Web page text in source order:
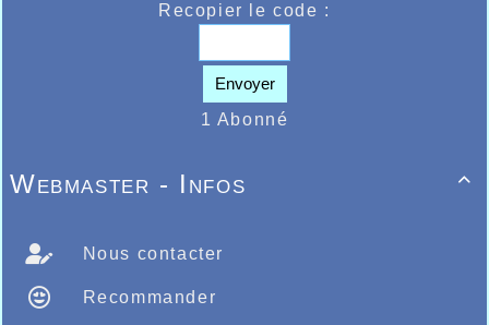
Recopier le code :
Envoyer
1 Abonné

Webmaster - Infos
Nous contacter
Recommander